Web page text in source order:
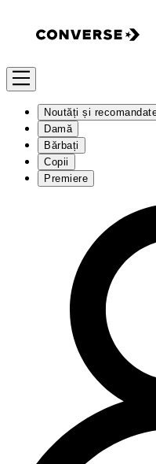
Noutăți și
Damă
Bărbați
Copii
Premiere